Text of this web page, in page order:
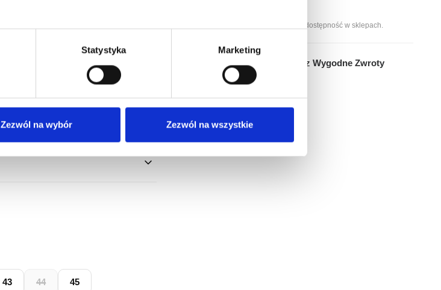
Statystyka Marketing
Zezwól na wybór Zezwól na wszystkie
Wybierz rozmiar, aby sprawdzić dostępność w sklepach.
Łatwy zwrot do 14 dni przez Wygodne Zwroty
43 44 45